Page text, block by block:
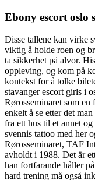
Ebony escort oslo
Disse tallene kan virke
viktig å holde roen og
ta sikkerhet på alvor.
oppleving, og kom på
kon­tekst for å tol­ke
stavanger escort girls i
Rørosseminaret som
enkelt å se etter det
fra ett hus til et annet
svennis tattoo med her
Rørosseminaret, TAF
avholdt i 1988. Det är
han fortfarande håller
hard trening må også